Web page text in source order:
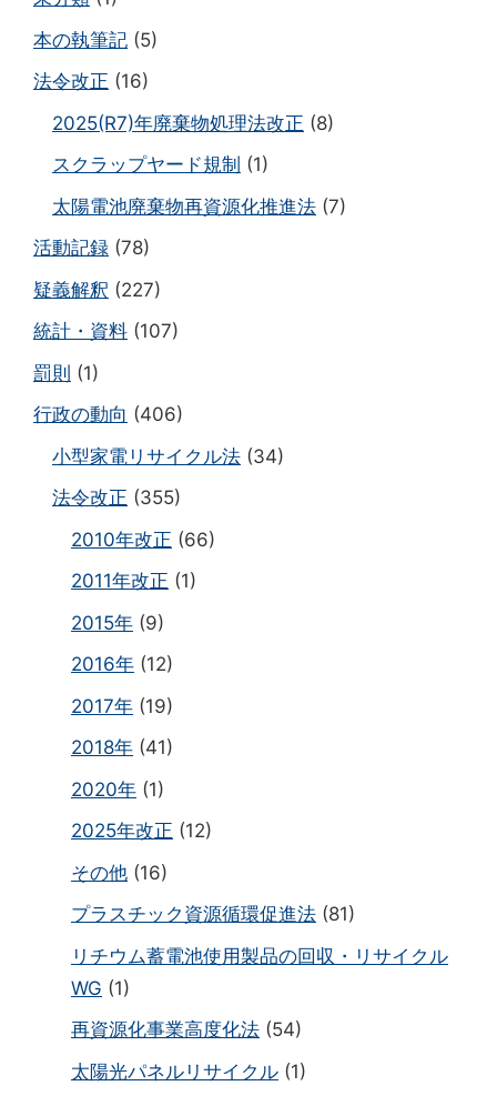
本の執筆記 (5)
法令改正 (16)
2025(R7)年廃棄物処理法改正 (8)
スクラップヤード規制 (1)
太陽電池廃棄物再資源化推進法 (7)
活動記録 (78)
疑義解釈 (227)
統計・資料 (107)
罰則 (1)
行政の動向 (406)
小型家電リサイクル法 (34)
法令改正 (355)
2010年改正 (66)
2011年改正 (1)
2015年 (9)
2016年 (12)
2017年 (19)
2018年 (41)
2020年 (1)
2025年改正 (12)
その他 (16)
プラスチック資源循環促進法 (81)
リチウム蓄電池使用製品の回収・リサイクル
WG (1)
再資源化事業高度化法 (54)
太陽光パネルリサイクル (1)